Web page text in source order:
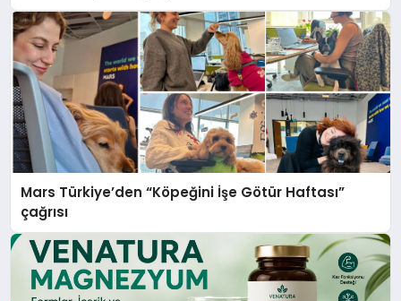
Mars Türkiye’den “Köpeğini İşe Götür Haftası”
çağrısı